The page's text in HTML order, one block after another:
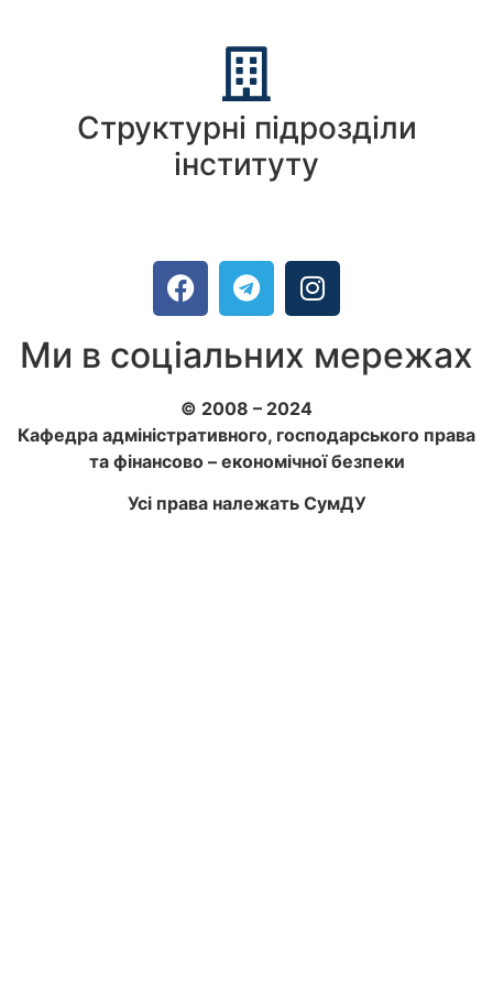
Структурні підрозділи
інституту
Ми в соціальних мережах
© 2008 – 2024
Кафедра адміністративного, господарського права
та фінансово – економічної безпеки
Усі права належать СумДУ